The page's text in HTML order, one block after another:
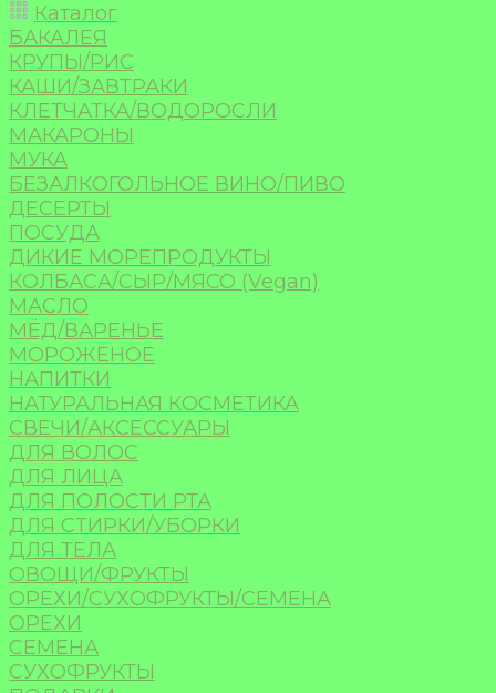
Каталог
БАКАЛЕЯ
КРУПЫ/РИС
КАШИ/ЗАВТРАКИ
КЛЕТЧАТКА/ВОДОРОСЛИ
МАКАРОНЫ
МУКА
БЕЗАЛКОГОЛЬНОЕ ВИНО/ПИВО
ДЕСЕРТЫ
ПОСУДА
ДИКИЕ МОРЕПРОДУКТЫ
КОЛБАСА/СЫР/МЯСО (Vegan)
МАСЛО
МЁД/ВАРЕНЬЕ
МОРОЖЕНОЕ
НАПИТКИ
НАТУРАЛЬНАЯ КОСМЕТИКА
СВЕЧИ/АКСЕССУАРЫ
ДЛЯ ВОЛОС
ДЛЯ ЛИЦА
ДЛЯ ПОЛОСТИ РТА
ДЛЯ СТИРКИ/УБОРКИ
ДЛЯ ТЕЛА
ОВОЩИ/ФРУКТЫ
ОРЕХИ/СУХОФРУКТЫ/СЕМЕНА
ОРЕХИ
СЕМЕНА
СУХОФРУКТЫ